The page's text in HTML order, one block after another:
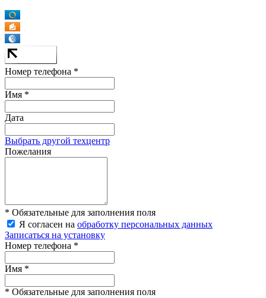
Номер телефона *
Имя *
Дата
Выбрать другой техцентр
Пожелания
* Обязательные для заполнения поля
Я согласен на обработку персональных данных
Записаться на установку
Номер телефона *
Имя *
* Обязательные для заполнения поля